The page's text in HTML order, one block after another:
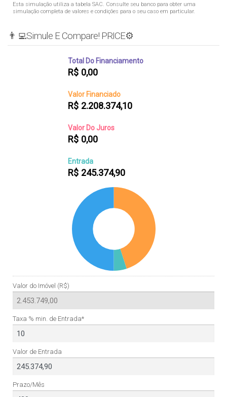
Esta simulação utiliza a tabela SAC. Consulte seu banco para obter uma
simulação completa de valores e condições para o seu caso em particular.
👨‍💻Simule E Compare! PRICE⚙️
Total Do Financiamento
R$ 0,00
Valor Financiado
R$ 2.208.374,10
Valor Do Juros
R$ 0,00
Entrada
R$ 245.374,90
Valor do Imóvel (R$)
Taxa % min. de Entrada*
Valor de Entrada
Prazo/Mês